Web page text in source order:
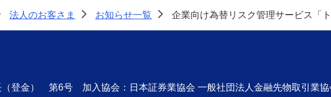
法人のお客さま お知らせ一覧 企業向け為替リスク管理サービス「
（登金） 第6号 加入協会：日本証券業協会 一般社団法人金融先物取引業